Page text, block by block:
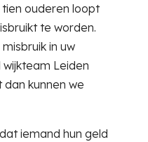
ouderen loopt
te worden.
in uw
Leiden
kunnen we
iemand hun geld